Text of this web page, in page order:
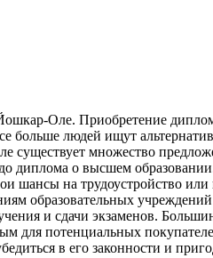
Oлe. Приoбрeтeниe
больше людей ищут
существует множество
диплома о высшем
шансы на трудоустройство
образовательных
и сдачи экзаменов.
для потенциальных
в его законности и